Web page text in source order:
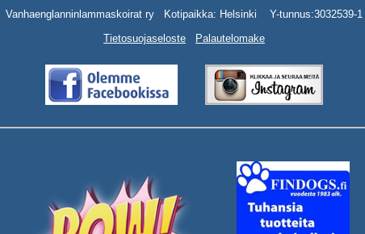
Vanhaenglanninlammaskoirat ry Kotipaikka: Helsinki Y-tunnus:3032539-1
Tietosuojaseloste
Palautelomake